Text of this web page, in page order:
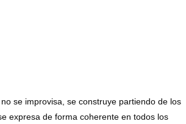
se improvisa, se construye partiendo de los
expresa de forma coherente en todos los